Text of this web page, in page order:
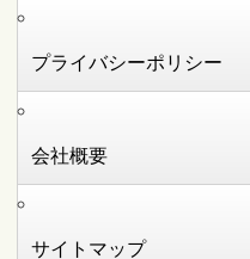
プライバシーポリシー
会社概要
サイトマップ